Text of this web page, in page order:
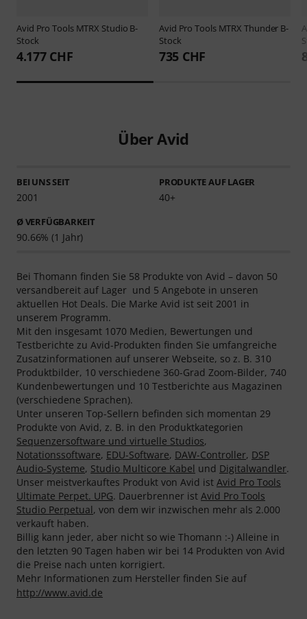
Avid Pro Tools MTRX Studio B-
Stock
4.177 CHF
Avid Pro Tools MTRX Thunder B-
Stock
735 CHF
Über Avid
BEI UNS SEIT
2001
PRODUKTE AUF LAGER
40+
Ø VERFÜGBARKEIT
90.66% (1 Jahr)
Bei Thomann finden Sie 58 Produkte von Avid – davon 50
versandbereit auf Lager und 5 Angebote in unseren
aktuellen Hot Deals. Die Marke Avid ist seit 2001 in
unserem Programm.
Mit den insgesamt 1070 Medien, Bewertungen und
Testberichte zu Avid-Produkten finden Sie umfangreiche
Zusatzinformationen auf unserer Webseite, so z. B. 310
Produktbilder, 10 verschiedene 360-Grad Zoom-Bilder, 740
Kundenbewertungen und 10 Testberichte aus Magazinen
(verschiedene Sprachen).
Unter unseren Top-Sellern befinden sich momentan 29
Produkte von Avid, z. B. in den Produktkategorien
Sequenzersoftware und virtuelle Studios,
Notationssoftware, EDU-Software, DAW-Controller, DSP
Audio-Systeme, Studio Multicore Kabel und Digitalwandler.
Unser meistverkauftes Produkt von Avid ist Avid Pro Tools
Ultimate Perpet. UPG. Dauerbrenner ist Avid Pro Tools
Studio Perpetual, von dem wir inzwischen mehr als 2.000
verkauft haben.
Billig kann jeder, aber nicht so wie Thomann :-) Alleine in
den letzten 90 Tagen haben wir bei 14 Produkten von Avid
die Preise nach unten korrigiert.
Mehr Informationen zum Hersteller finden Sie auf
http://www.avid.de